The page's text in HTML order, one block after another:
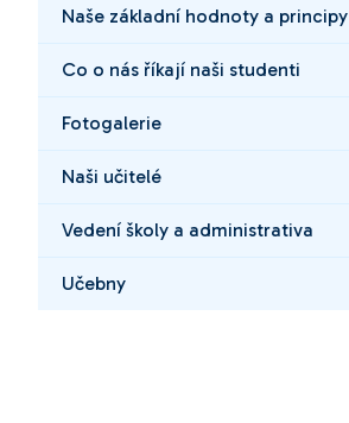
Naše základní hodnoty a principy
Co o nás říkají naši studenti
Fotogalerie
Naši učitelé
Vedení školy a administrativa
Učebny